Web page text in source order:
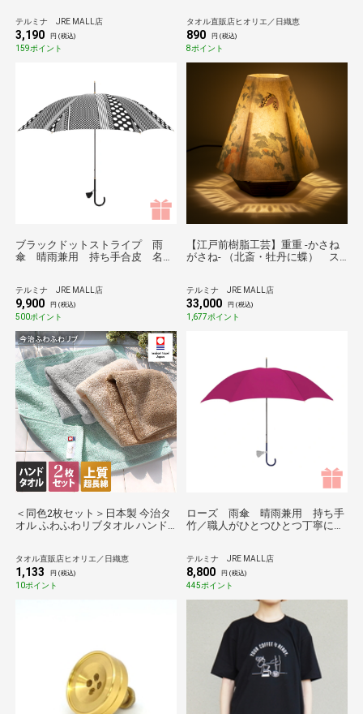
テルミナ JRE MALL店
3,190 円 (税込)
159ポイント
タオル直販店ヒオリエ／日織恵
890 円 (税込)
8ポイント
ブラックドットストライプ 雨
傘 晴雨兼用 持ち手合皮 名入
テルミナ JRE MALL店
9,900 円 (税込)
500ポイント
【江戸前樹脂工芸】重重 -かさね
がさね- （北斎・牡丹に蝶） ス
テルミナ JRE MALL店
33,000 円 (税込)
1,677ポイント
＜同色2枚セット＞日本製 今治タ
オル ふわふわリブタオル ハンド
タオル直販店ヒオリエ／日織恵
1,133 円 (税込)
10ポイント
ローズ 雨傘 晴雨兼用 持ち手
竹／職人がひとつひとつ丁寧に作
テルミナ JRE MALL店
8,800 円 (税込)
445ポイント